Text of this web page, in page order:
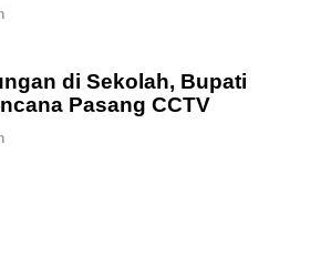
di Sekolah, Bupati
Pasang CCTV